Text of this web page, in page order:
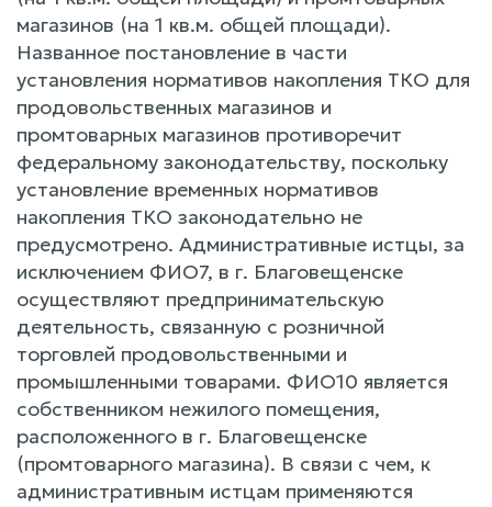
магазинов (на 1 кв.м. общей площади).
Названное постановление в части
установления нормативов накопления ТКО для
продовольственных магазинов и
промтоварных магазинов противоречит
федеральному законодательству, поскольку
установление временных нормативов
накопления ТКО законодательно не
предусмотрено. Административные истцы, за
исключением ФИО7, в г. Благовещенске
осуществляют предпринимательскую
деятельность, связанную с розничной
торговлей продовольственными и
промышленными товарами. ФИО10 является
собственником нежилого помещения,
расположенного в г. Благовещенске
(промтоварного магазина). В связи с чем, к
административным истцам применяются